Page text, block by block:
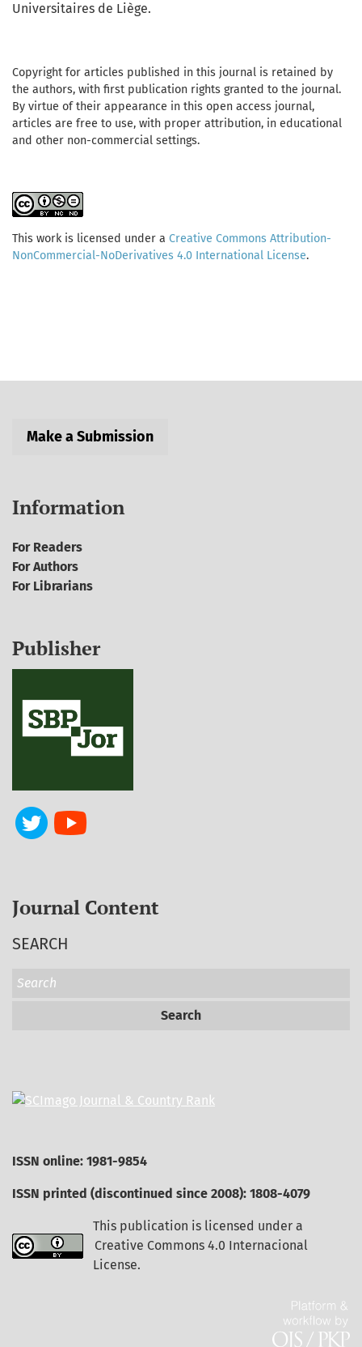
Universitaires de Liège.
Copyright for articles published in this journal is retained by
the authors, with first publication rights granted to the journal.
By virtue of their appearance in this open access journal,
articles are free to use, with proper attribution, in educational
and other non-commercial settings.
This work is licensed under a Creative Commons Attribution-
NonCommercial-NoDerivatives 4.0 International License.
Make a Submission
Information
For Readers
For Authors
For Librarians
Publisher
Journal Content
SEARCH
Search
ISSN online: 1981-9854
ISSN printed (discontinued since 2008): 1808-4079
This publication is licensed under a
Creative Commons 4.0 Internacional
License.